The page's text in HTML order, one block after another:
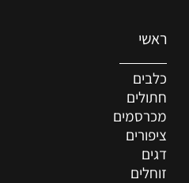
ראשי
כלבים
חתולים
מכרסמים
ציפורים
דגים
זוחלים